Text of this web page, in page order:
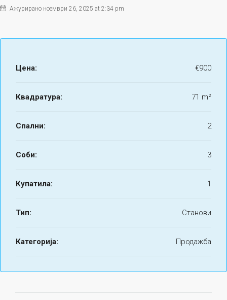
Ажурирано ноември 26, 2025 at 2:34 pm
Цена: €900
Квадратура: 71 m²
Спални: 2
Соби: 3
Купатила: 1
Тип: Станови
Категорија: Продажба